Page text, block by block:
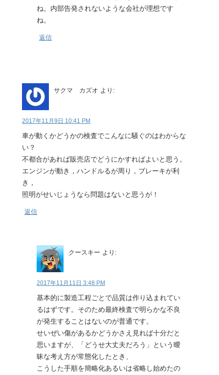
ね。内部告発されないような会社が理想です
ね。
返信
サクマ カズオ より:
2017年11月9日 10:41 PM
車が動くかどうかの検査でこんなに騒ぐのはわからな
い？
不都合があれば販売店でどうにかすればよいと思う。
エンジンが動き，ハンドルるが周り，ブレーキが利
き，
照明がせいじょうなら問題はないと思うが！
返信
クースキー より:
2017年11月11日 3:48 PM
基本的に製造工程ごとで品質は作り込まれてい
るはずです。そのため最終検査で明らかな不良
が発生することはないのが普通です。
せいぜい傷があるかどうかさえ見れば十分だと
思いますが、「どうせ大丈夫だろう」という曖
昧な考え方が常態化したとき、
こうした手順を簡略化あるいは省略し始めたの